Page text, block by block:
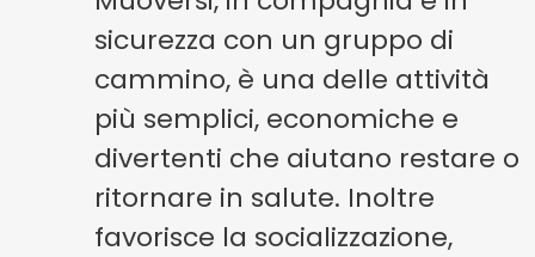
sicurezza con un gruppo di
cammino, è una delle attività
più semplici, economiche e
divertenti che aiutano restare o
ritornare in salute. Inoltre
favorisce la socializzazione,